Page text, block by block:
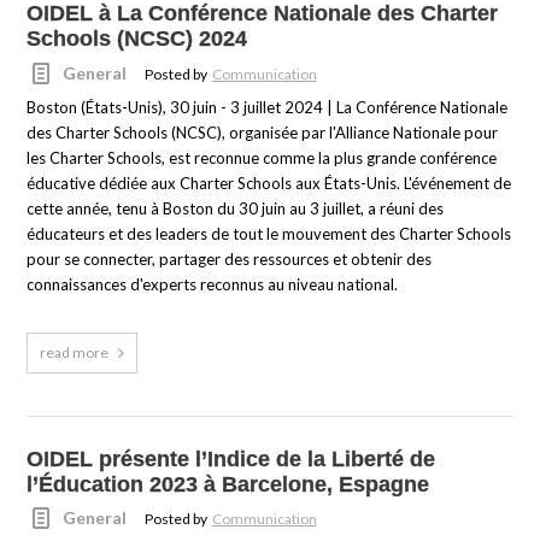
OIDEL à La Conférence Nationale des Charter
Schools (NCSC) 2024
General Posted by Communication
Boston (États-Unis), 30 juin - 3 juillet 2024 | La Conférence Nationale
des Charter Schools (NCSC), organisée par l'Alliance Nationale pour
les Charter Schools, est reconnue comme la plus grande conférence
éducative dédiée aux Charter Schools aux États-Unis. L'événement de
cette année, tenu à Boston du 30 juin au 3 juillet, a réuni des
éducateurs et des leaders de tout le mouvement des Charter Schools
pour se connecter, partager des ressources et obtenir des
connaissances d'experts reconnus au niveau national.
read more
OIDEL présente l’Indice de la Liberté de
l’Éducation 2023 à Barcelone, Espagne
General Posted by Communication